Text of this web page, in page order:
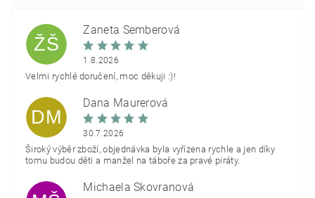
ŽŠ
Žaneta Šemberová
1.8.2026
Velmi rychlé doručení, moc děkuji :)!
DM
Dana Maurerová
30.7.2026
Široký výběr zboží, objednávka byla vyřízena rychle a jen díky
tomu budou děti a manžel na táboře za pravé piráty.
Michaela Škovranová